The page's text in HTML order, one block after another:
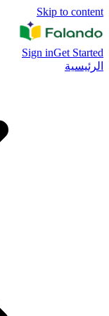
Skip to content
Sign inGet Started
الرئيسية